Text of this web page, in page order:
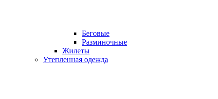
Беговые
Разминочные
Жилеты
Утепленная одежда